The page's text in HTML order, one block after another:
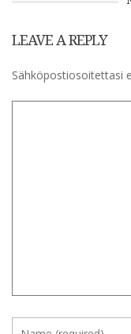
LEAVE A REPLY
Sähköpostiosoitettasi